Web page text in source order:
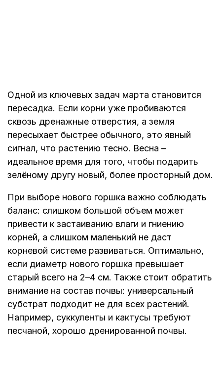
Одной из ключевых задач марта становится
пересадка. Если корни уже пробиваются
сквозь дренажные отверстия, а земля
пересыхает быстрее обычного, это явный
сигнал, что растению тесно. Весна –
идеальное время для того, чтобы подарить
зелёному другу новый, более просторный дом.
При выборе нового горшка важно соблюдать
баланс: слишком большой объем может
привести к застаиванию влаги и гниению
корней, а слишком маленький не даст
корневой системе развиваться. Оптимально,
если диаметр нового горшка превышает
старый всего на 2–4 см. Также стоит обратить
внимание на состав почвы: универсальный
субстрат подходит не для всех растений.
Например, суккуленты и кактусы требуют
песчаной, хорошо дренированной почвы.